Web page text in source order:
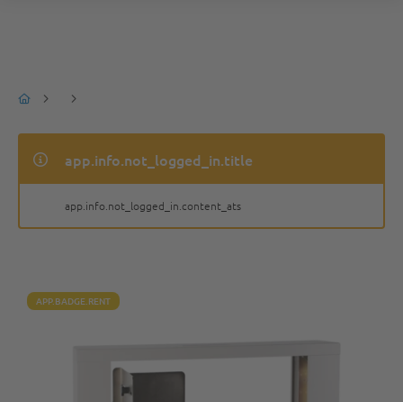
app.info.not_logged_in.title
app.info.not_logged_in.content_ats
APP.BADGE.RENT